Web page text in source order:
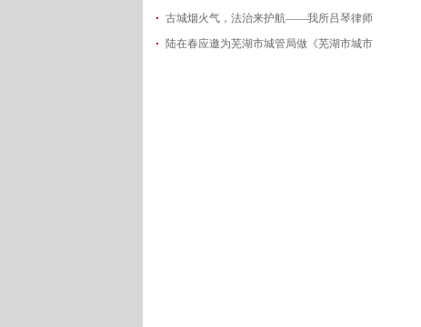
2026-06-18
古城烟火气，法治来护航——我所吕琴律师
2026-05-21
陆在春应邀为芜湖市城管局做《芜湖市城市